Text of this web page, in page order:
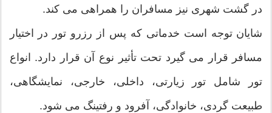
در گشت شهری نیز مسافران را همراهی می کند.
شایان توجه است خدماتی که پس از رزرو تور در اختیار
مسافر قرار می گیرد تحت تأثیر نوع آن قرار دارد. انواع
تور شامل تور زیارتی، داخلی، خارجی، نمایشگاهی،
طبیعت گردی، خانوادگی، آفرود و رفتینگ می شود.